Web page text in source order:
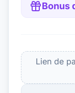
Bonus
Lien de